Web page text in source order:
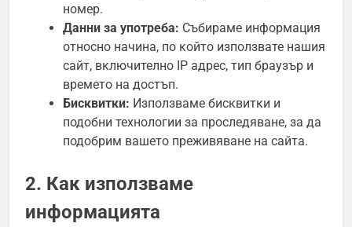
номер.
Данни за употреба: Събираме информация
относно начина, по който използвате нашия
сайт, включително IP адрес, тип браузър и
времето на достъп.
Бисквитки: Използваме бисквитки и
подобни технологии за проследяване, за да
подобрим вашето преживяване на сайта.
2. Как използваме
информацията